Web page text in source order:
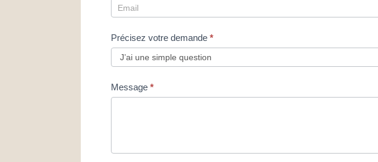
Précisez votre demande*
Message*